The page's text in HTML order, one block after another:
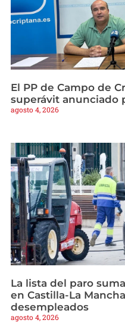
El PP de Campo de
superávit anunciado
agosto 4, 2026
La lista del paro
en Castilla-La
desempleados
agosto 4, 2026